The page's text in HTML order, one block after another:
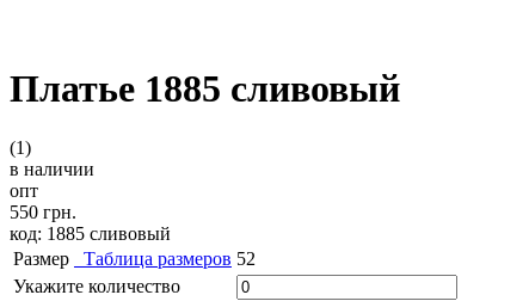
Платье 1885 сливовый
(1)
в наличии
опт
550 грн.
код: 1885 сливовый
Размер
Таблица размеров 52
Укажите количество